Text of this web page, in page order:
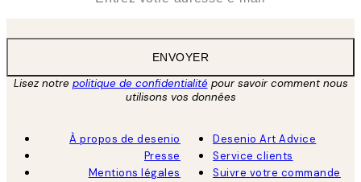
ENVOYER
Lisez notre politique de confidentialitépour savoir comment nous
utilisons vos données
À propos de desenio
Presse
Mentions légales
Desenio Art Advice
Service clients
Suivre votre commande